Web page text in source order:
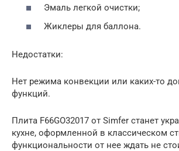
Эмаль легкой очистки;
Жиклеры для баллона.
Недостатки:
Нет режима конвекции или каких-то
функций.
Плита F66GO32017 от Simfer станет
кухне, оформленной в классическом
функциональности от нее ждать не